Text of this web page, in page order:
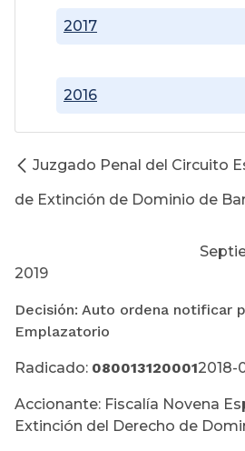
2016
2017
Juzgado Penal del Circuito
de Extinción de Dominio de
Septiembre
2019
Decisión: Auto ordena notificar
Emplazatorio
Radicado: 0800131200012018-
Accionante: Fiscalía Novena
Extinción del Derecho de